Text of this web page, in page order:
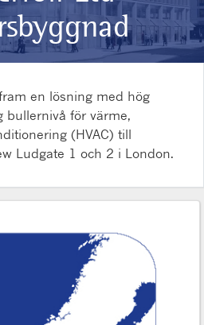
en lösning med hög
bullernivå för värme,
(HVAC) till
Ludgate 1 och 2 i London.